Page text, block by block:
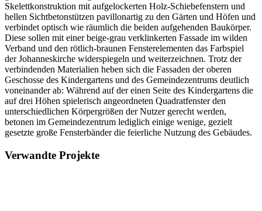
Skelettkonstruktion mit aufgelockerten Holz-Schiebefenstern und
hellen Sichtbetonstützen pavillonartig zu den Gärten und Höfen und
verbindet optisch wie räumlich die beiden aufgehenden Baukörper.
Diese sollen mit einer beige-grau verklinkerten Fassade im wilden
Verband und den rötlich-braunen Fensterelementen das Farbspiel
der Johanneskirche widerspiegeln und weiterzeichnen. Trotz der
verbindenden Materialien heben sich die Fassaden der oberen
Geschosse des Kindergartens und des Gemeindezentrums deutlich
voneinander ab: Während auf der einen Seite des Kindergartens die
auf drei Höhen spielerisch angeordneten Quadratfenster den
unterschiedlichen Körpergrößen der Nutzer gerecht werden,
betonen im Gemeindezentrum lediglich einige wenige, gezielt
gesetzte große Fensterbänder die feierliche Nutzung des Gebäudes.
Verwandte Projekte